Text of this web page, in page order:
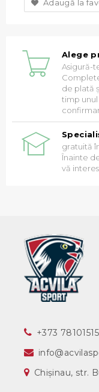
Adaugă la
Alege
Asigură-
de plată
timp
gratuită
Înainte
vă
‎+373 78101515
Chișinau, str.